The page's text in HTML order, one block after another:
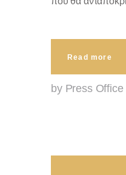
Read more
by Press Office